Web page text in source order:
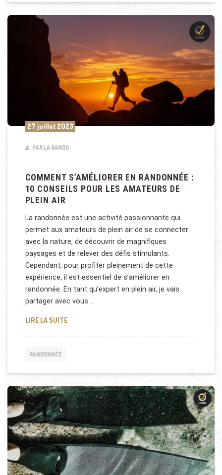
27 juillet 2023
PAR LA RANDO
COMMENT S’AMÉLIORER EN RANDONNÉE :
10 CONSEILS POUR LES AMATEURS DE
PLEIN AIR
La randonnée est une activité passionnante qui
permet aux amateurs de plein air de se connecter
avec la nature, de découvrir de magnifiques
paysages et de relever des défis stimulants.
Cependant, pour profiter pleinement de cette
expérience, il est essentiel de s’améliorer en
randonnée. En tant qu’expert en plein air, je vais
partager avec vous …
LIRE LA SUITECOMMENT S’AMÉLIORER EN RANDONNÉE : 10
RANDONNÉE